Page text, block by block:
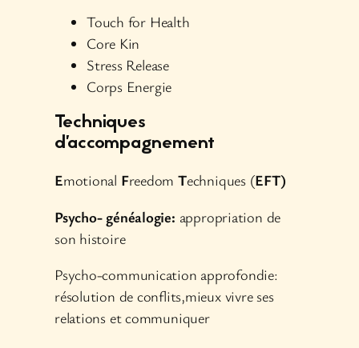
Touch for Health
Core Kin
Stress Release
Corps Energie
Techniques
d’accompagnement
Emotional FreedomTechniques (EFT)
Psycho- généalogie: appropriation de
son histoire
Psycho-communication approfondie:
résolution de conflits,mieux vivre ses
relations et communiquer